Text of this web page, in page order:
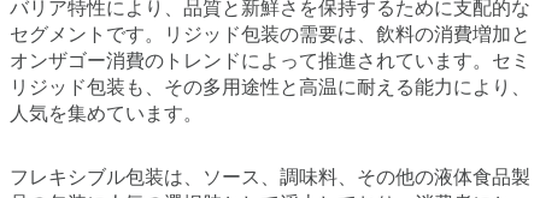
バリア特性により、品質と新鮮さを保持するために支配的な
セグメントです。リジッド包装の需要は、飲料の消費増加と
オンザゴー消費のトレンドによって推進されています。セミ
リジッド包装も、その多用途性と高温に耐える能力により、
人気を集めています。
フレキシブル包装は、ソース、調味料、その他の液体食品製